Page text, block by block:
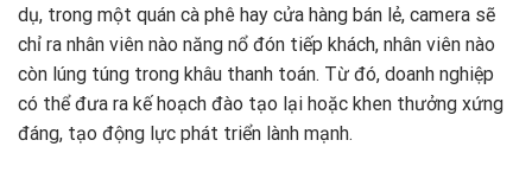
dụ, trong một quán cà phê hay cửa hàng bán lẻ, camera sẽ
chỉ ra nhân viên nào năng nổ đón tiếp khách, nhân viên nào
còn lúng túng trong khâu thanh toán. Từ đó, doanh nghiệp
có thể đưa ra kế hoạch đào tạo lại hoặc khen thưởng xứng
đáng, tạo động lực phát triển lành mạnh.